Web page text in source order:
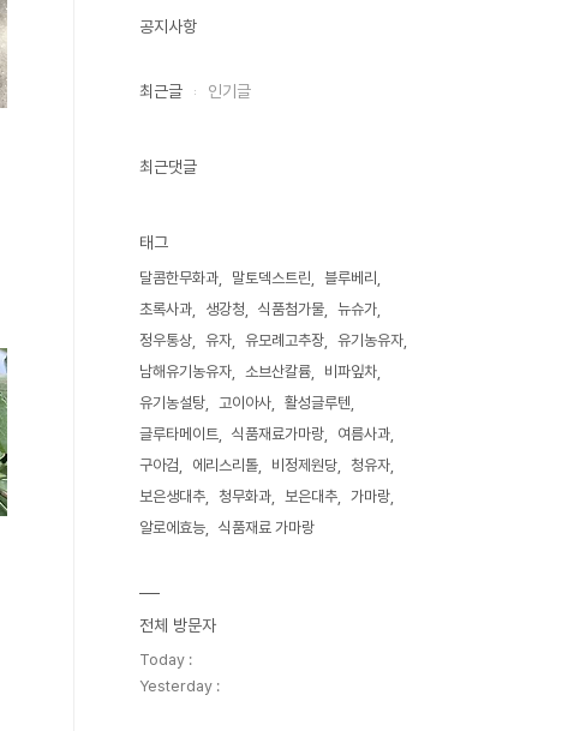
공지사항
최근글 인기글
최근댓글
태그
달콤한무화과 말토덱스트린
블루베리
초록사과
생강청 식품첨가물
뉴슈가
정우통상
유자 유모례고추장
유기농유자
남해유기농유자
소브산칼륨
비파잎차
유기농설탕
고이아사
활성글루텐
글루타메이트
식품재료가마랑
여름사과
구아검
에리스리톨 비정제원당
청유자
보은생대추
청무화과 보은대추
가마랑
알로에효능
식품재료 가마랑
전체 방문자
Today :
Yesterday :